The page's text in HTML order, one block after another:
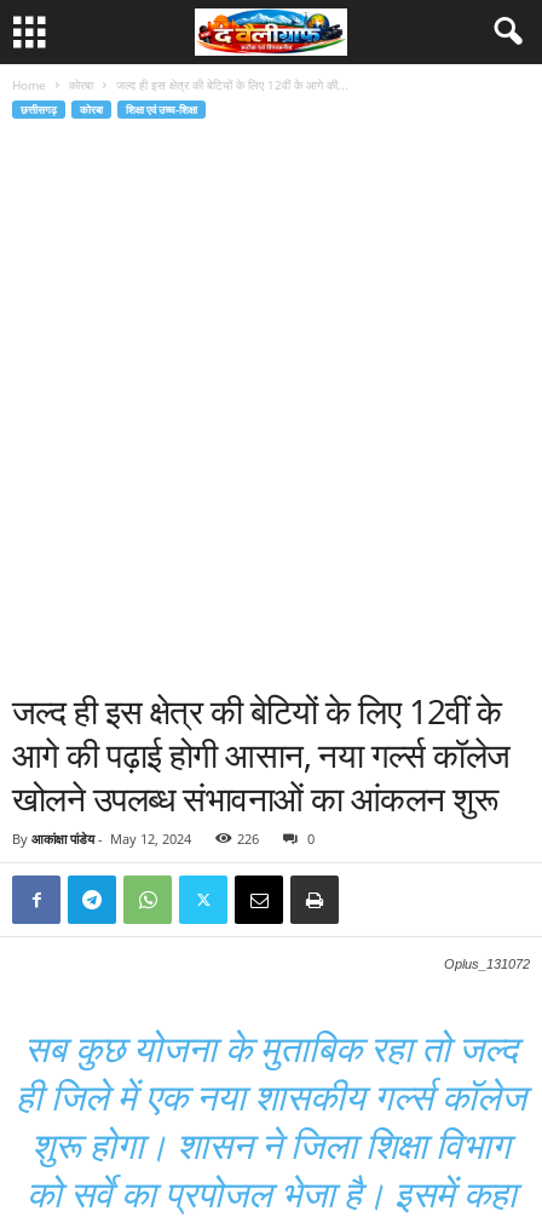
Home कोरबा जल्द ही इस क्षेत्र की बेटियों के लिए 12वीं के आगे की...
छत्तीसगढ़ कोरबा शिक्षा एवं उच्च-शिक्षा
जल्द ही इस क्षेत्र की बेटियों के लिए 12वीं के
आगे की पढ़ाई होगी आसान, नया गर्ल्स कॉलेज
खोलने उपलब्ध संभावनाओं का आंकलन शुरू
By आकांक्षा पांडेय- May 12, 2024 226 0
Oplus_131072
सब कुछ योजना के मुताबिक रहा तो जल्द
ही जिले में एक नया शासकीय गर्ल्स कॉलेज
शुरू होगा। शासन ने जिला शिक्षा विभाग
को सर्वे का प्रपोजल भेजा है। इसमें कहा